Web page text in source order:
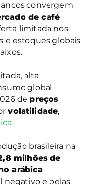
convergem
de café
limitada nos
e estoques globais
alta
global
de preços
volatilidade,
.
brasileira na
milhões de
arábica
negativo e pelas